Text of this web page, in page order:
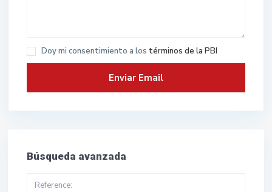
Doy mi consentimiento a los términos de la PBI
Búsqueda avanzada